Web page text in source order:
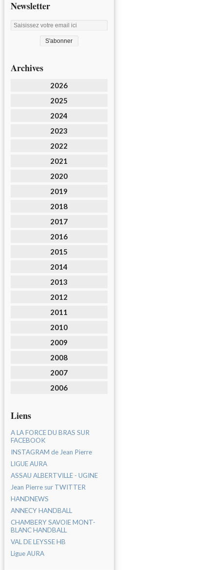
Newsletter
Archives
2026
2025
2024
2023
2022
2021
2020
2019
2018
2017
2016
2015
2014
2013
2012
2011
2010
2009
2008
2007
2006
Liens
A LA FORCE DU BRAS SUR
FACEBOOK
INSTAGRAM de Jean Pierre
LIGUE AURA
ASSAU ALBERTVILLE - UGINE
Jean Pierre sur TWITTER
HANDNEWS
ANNECY HANDBALL
CHAMBERY SAVOIE MONT-
BLANC HANDBALL
VAL DE LEYSSE HB
Ligue AURA